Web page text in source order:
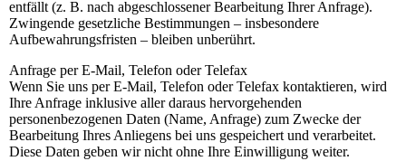
entfällt (z. B. nach abgeschlossener Bearbeitung Ihrer Anfrage).
Zwingende gesetzliche Bestimmungen – insbesondere
Aufbewahrungsfristen – bleiben unberührt.
Anfrage per E-Mail, Telefon oder Telefax
Wenn Sie uns per E-Mail, Telefon oder Telefax kontaktieren, wird
Ihre Anfrage inklusive aller daraus hervorgehenden
personenbezogenen Daten (Name, Anfrage) zum Zwecke der
Bearbeitung Ihres Anliegens bei uns gespeichert und verarbeitet.
Diese Daten geben wir nicht ohne Ihre Einwilligung weiter.